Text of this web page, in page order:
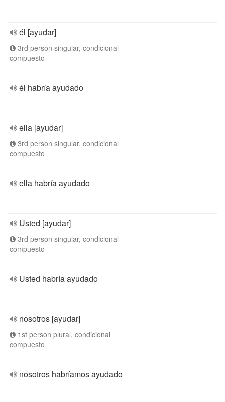
él [ayudar]
3rd person singular, condicional
compuesto
él habría ayudado
ella [ayudar]
3rd person singular, condicional
compuesto
ella habría ayudado
Usted [ayudar]
3rd person singular, condicional
compuesto
Usted habría ayudado
nosotros [ayudar]
1st person plural, condicional
compuesto
nosotros habríamos ayudado